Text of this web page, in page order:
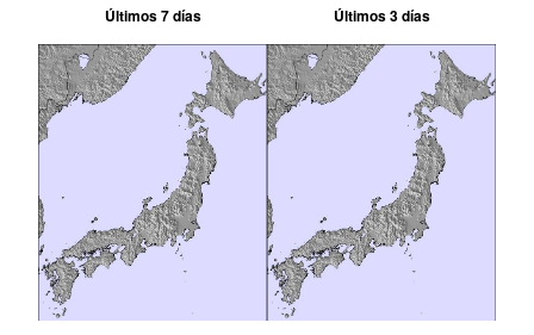
Últimos 7 días Últimos 3 días